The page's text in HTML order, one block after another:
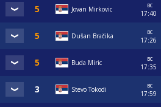
Jovan Mirkovic
вс
17:40
Dušan Bračika
вс
17:26
Buda Miric
вс
17:35
Stevo Tokodi
вс
17:59